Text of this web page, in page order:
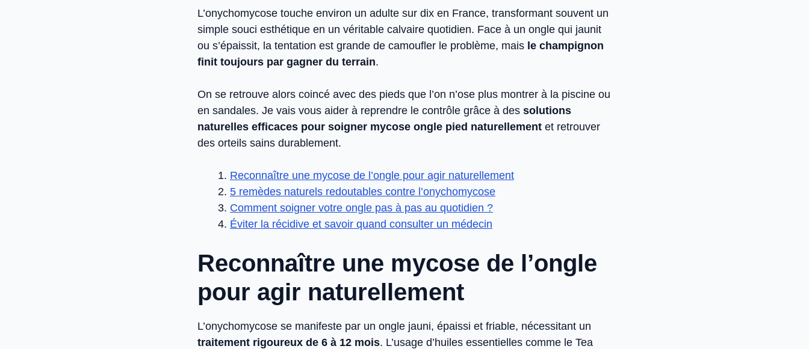
L’onychomycose touche environ un adulte sur dix en France, transformant souvent un
simple souci esthétique en un véritable calvaire quotidien. Face à un ongle qui jaunit
ou s’épaissit, la tentation est grande de camoufler le problème, mais le champignon
finit toujours par gagner du terrain.
On se retrouve alors coincé avec des pieds que l’on n’ose plus montrer à la piscine ou
en sandales. Je vais vous aider à reprendre le contrôle grâce à des solutions
naturelles efficaces pour soigner mycose ongle pied naturellement et retrouver
des orteils sains durablement.
Reconnaître une mycose de l’ongle pour agir naturellement
5 remèdes naturels redoutables contre l’onychomycose
Comment soigner votre ongle pas à pas au quotidien ?
Éviter la récidive et savoir quand consulter un médecin
Reconnaître une mycose de l’ongle
pour agir naturellement
L’onychomycose se manifeste par un ongle jauni, épaissi et friable, nécessitant un
traitement rigoureux de 6 à 12 mois. L’usage d’huiles essentielles comme le Tea